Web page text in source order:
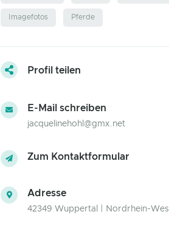
Imagefotos Pferde
Profil teilen
E-Mail schreiben
jacquelinehohl@gmx.net
Zum Kontaktformular
Adresse
42349 Wuppertal | Nordrhein-